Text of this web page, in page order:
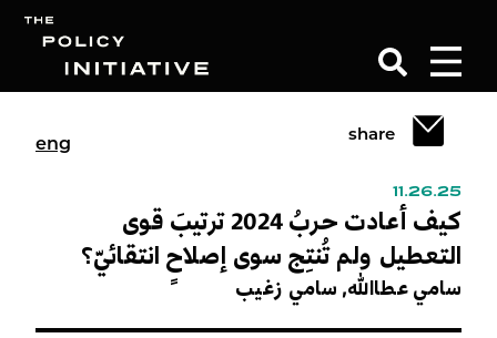
eng
share
11.26.25
كيف أعادت حربُ 2024 ترتيبَ قوى
التعطيل ولم تُنتِج سوى إصلاحٍ انتقائيّ؟
سامي عطاالله,سامي زغيب
Search